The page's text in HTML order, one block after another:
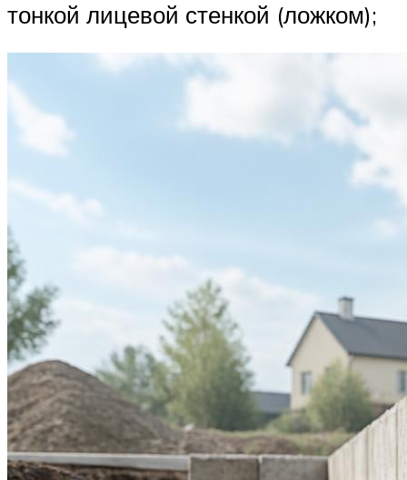
тонкой лицевой стенкой (ложком);